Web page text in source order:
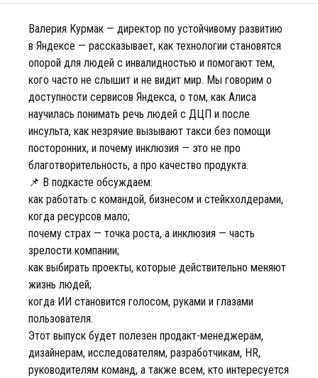
Валерия Курмак — директор по устойчивому развитию
в Яндексе — рассказывает, как технологии становятся
опорой для людей с инвалидностью и помогают тем,
кого часто не слышит и не видит мир. Мы говорим о
доступности сервисов Яндекса, о том, как Алиса
научилась понимать речь людей с ДЦП и после
инсульта, как незрячие вызывают такси без помощи
посторонних, и почему инклюзия — это не про
благотворительность, а про качество продукта.
📌 В подкасте обсуждаем:
как работать с командой, бизнесом и стейкхолдерами,
когда ресурсов мало;
почему страх — точка роста, а инклюзия — часть
зрелости компании;
как выбирать проекты, которые действительно меняют
жизнь людей;
когда ИИ становится голосом, руками и глазами
пользователя.
Этот выпуск будет полезен продакт-менеджерам,
дизайнерам, исследователям, разработчикам, HR,
руководителям команд, а также всем, кто интересуется